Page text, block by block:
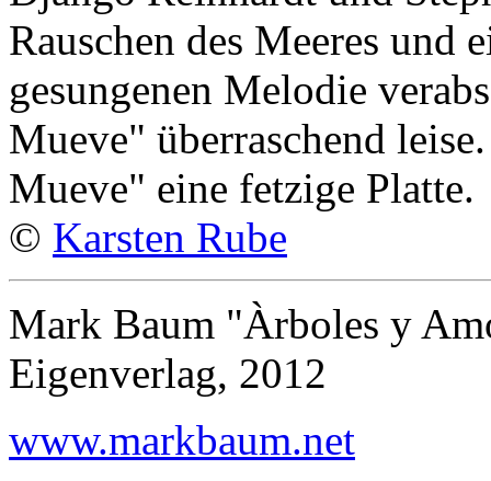
Rauschen des Meeres und
gesungenen Melodie
Mueve" überraschend
Mueve" eine fetzige Platte.
© Karsten Rube
Mark Baum "Àrboles y
Eigenverlag, 2012
www.markbaum.net